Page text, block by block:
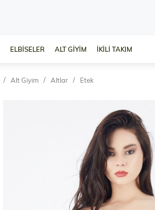
ELBİSELER ALT GİYİM İKİLİ TAKIM
Alt Giyim Altlar Etek